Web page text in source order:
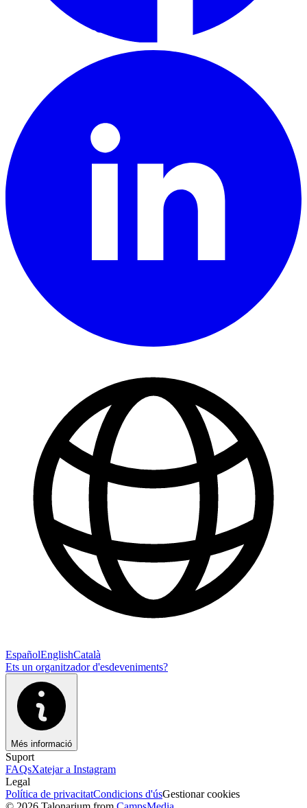
EspañolEnglishCatalà
Ets un organitzador d'esdeveniments?
Més informació
Suport
FAQsXatejar a Instagram
Legal
Política de privacitatCondicions d'úsGestionar cookies